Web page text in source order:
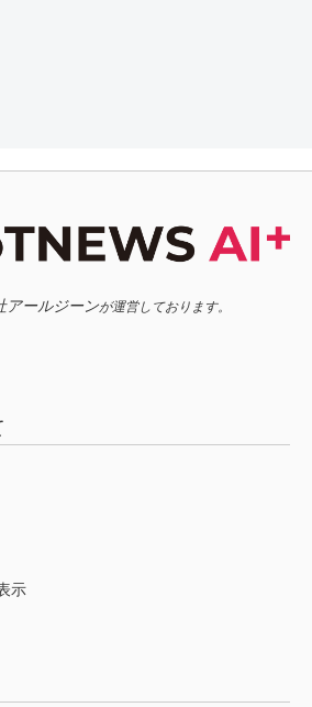
アールジーンが運営しております。
示